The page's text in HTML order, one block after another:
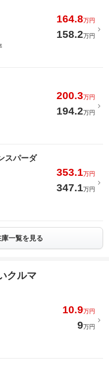
164.8万円
158.2万円
200.3万円
194.2万円
スパーダ
353.1万円
347.1万円
一覧を見る
クルマ
10.9万円
9万円